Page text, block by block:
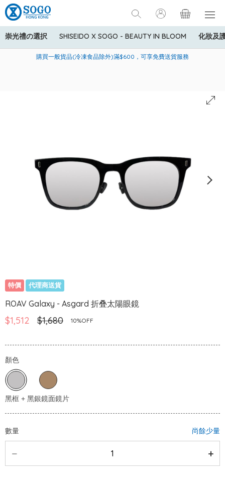
崇光禮の選択 SHISEIDO X SOGO - BEAUTY IN BLOOM 化妝及
美國運通Explorer®信用卡會員購物禮遇：高達5%簽賬回贈！
購買一般貨品(冷凍食品除外)滿$600，可享免費送貨服務
寄送中國內地服務只適用於指定商品，若訂單金額少於HK$600(折
特價 代理商送貨
ROAV Galaxy - Asgard 折叠太陽眼鏡
$1,512 $1,680 10%OFF
顏色
數量 尚餘少量